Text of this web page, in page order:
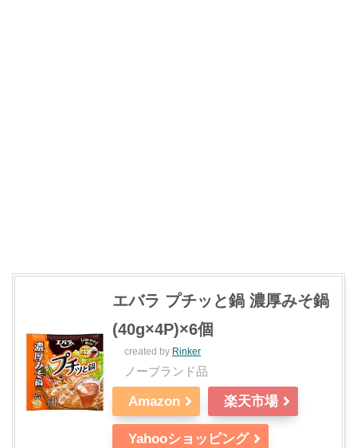
エバラ プチッと鍋 濃厚みそ鍋
(40g×4P)×6個
created by Rinker
ノーブランド品
Amazon 楽天市場
Yahooショッピング